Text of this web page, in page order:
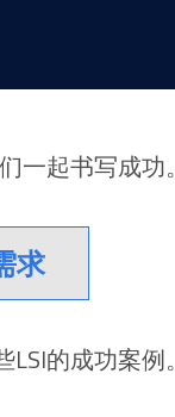
一起书写成功。
求
的成功案例。